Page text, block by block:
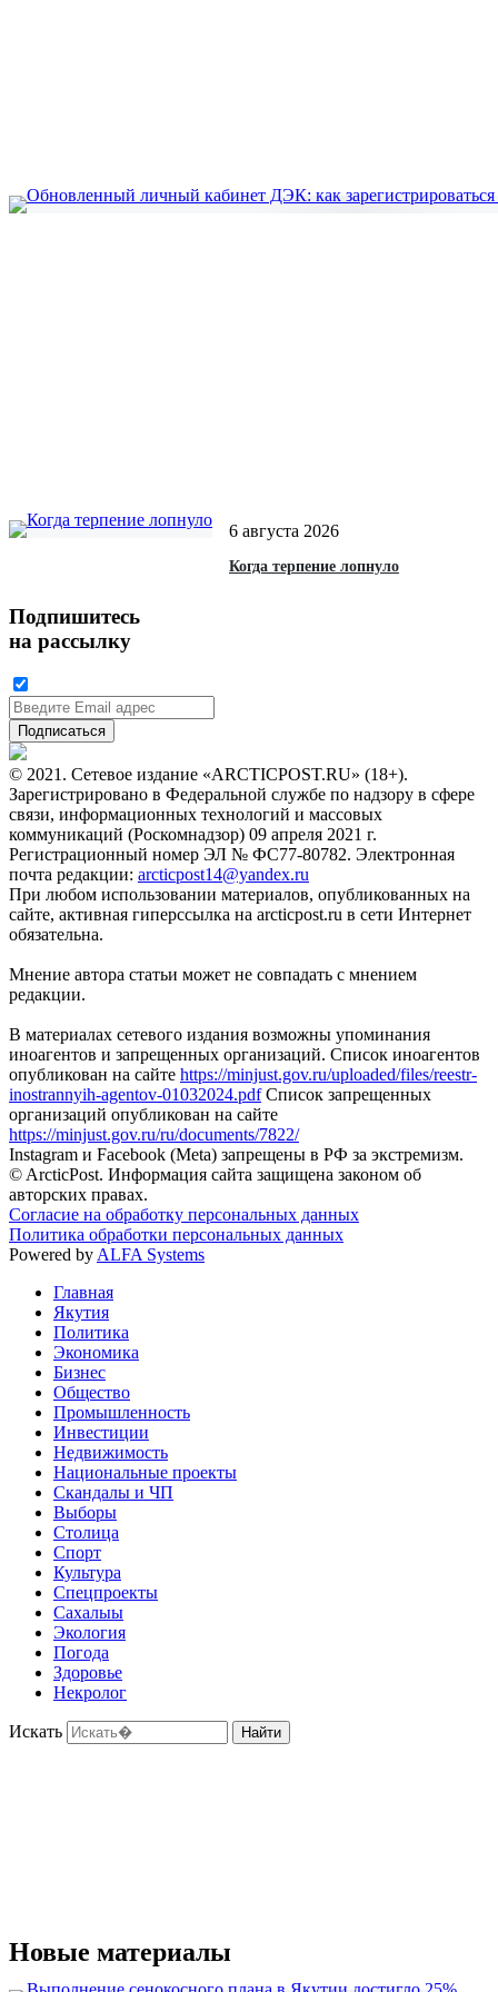
6 августа 2026
Когда терпение лопнуло
Подпишитесь
на рассылку
© 2021. Сетевое издание «ARCTICPOST.RU» (18+).
Зарегистрировано в Федеральной службе по надзору в сфере
связи, информационных технологий и массовых
коммуникаций (Роскомнадзор) 09 апреля 2021 г.
Регистрационный номер ЭЛ № ФС77-80782. Электронная
почта редакции: arcticpost14@yandex.ru
При любом использовании материалов, опубликованных на
сайте, активная гиперссылка на arcticpost.ru в сети Интернет
обязательна.
Мнение автора статьи может не совпадать с мнением
редакции.
В материалах сетевого издания возможны упоминания
иноагентов и запрещенных организаций. Список иноагентов
опубликован на сайте https://minjust.gov.ru/uploaded/files/reestr-
inostrannyih-agentov-01032024.pdfСписок запрещенных
организаций опубликован на сайте
https://minjust.gov.ru/ru/documents/7822/
Instagram и Facebook (Metа) запрещены в РФ за экстремизм.
© ArcticPost. Информация сайта защищена законом об
авторских правах.
Согласие на обработку персональных данных
Политика обработки персональных данных
Powered by ALFA Systems
Главная
Якутия
Политика
Экономика
Бизнес
Общество
Промышленность
Инвестиции
Недвижимость
Национальные проекты
Скандалы и ЧП
Выборы
Столица
Спорт
Культура
Спецпроекты
Сахалыы
Экология
Погода
Здоровье
Некролог
Искать Найти
Новые материалы